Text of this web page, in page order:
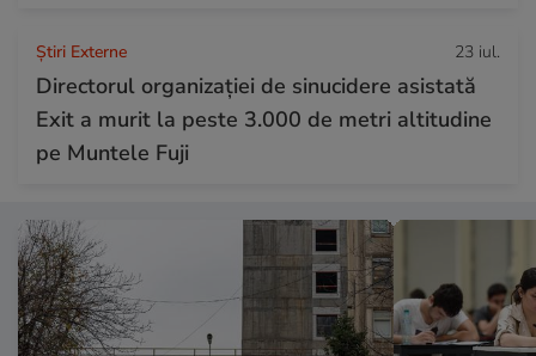
Știri Externe 23 iul.
Directorul organizației de sinucidere asistată
Exit a murit la peste 3.000 de metri altitudine
pe Muntele Fuji